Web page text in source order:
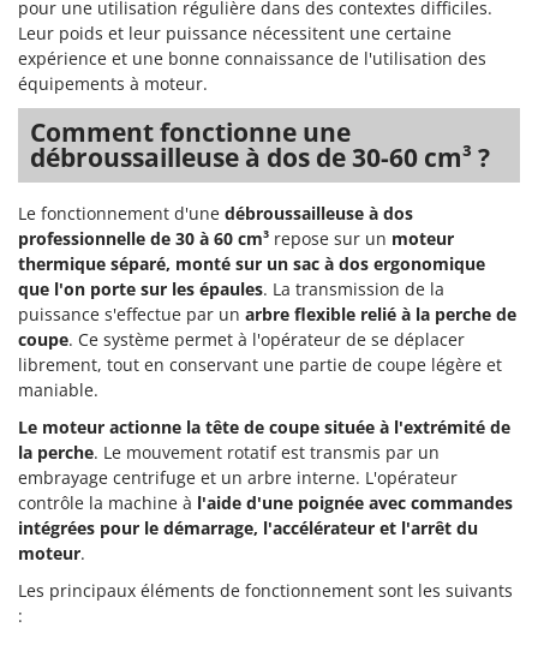
pour une utilisation régulière dans des contextes difficiles.
Leur poids et leur puissance nécessitent une certaine
expérience et une bonne connaissance de l'utilisation des
équipements à moteur.
Comment fonctionne une
débroussailleuse à dos de 30-60 cm³ ?
Le fonctionnement d'une débroussailleuse à dos
professionnelle de 30 à 60 cm³ repose sur un moteur
thermique séparé, monté sur un sac à dos ergonomique
que l'on porte sur les épaules. La transmission de la
puissance s'effectue par un arbre flexible relié à la perche de
coupe. Ce système permet à l'opérateur de se déplacer
librement, tout en conservant une partie de coupe légère et
maniable.
Le moteur actionne la tête de coupe située à l'extrémité de
la perche. Le mouvement rotatif est transmis par un
embrayage centrifuge et un arbre interne. L'opérateur
contrôle la machine à l'aide d'une poignée avec commandes
intégrées pour le démarrage, l'accélérateur et l'arrêt du
moteur.
Les principaux éléments de fonctionnement sont les suivants
: